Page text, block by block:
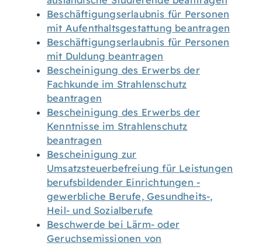
Beschäftigungserlaubnis für Personen
mit Aufenthaltsgestattung beantragen
Beschäftigungserlaubnis für Personen
mit Duldung beantragen
Bescheinigung des Erwerbs der
Fachkunde im Strahlenschutz
beantragen
Bescheinigung des Erwerbs der
Kenntnisse im Strahlenschutz
beantragen
Bescheinigung zur
Umsatzsteuerbefreiung für Leistungen
berufsbildender Einrichtungen -
gewerbliche Berufe, Gesundheits-,
Heil- und Sozialberufe
Beschwerde bei Lärm- oder
Geruchsemissionen von